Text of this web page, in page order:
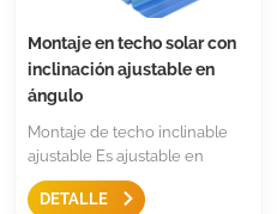
Montaje en techo solar con
inclinación ajustable en
ángulo
Montaje de techo inclinable
ajustable Es ajustable en
ángulo de inclinación y se
instala con inclinación hacia
DETALLE